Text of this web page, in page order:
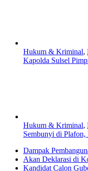
Hukum & Kriminal,
Kapolda Sulsel
Hukum & Kriminal,
Sembunyi di
Dampak
Akan Deklarasi di
Kandidat Calon